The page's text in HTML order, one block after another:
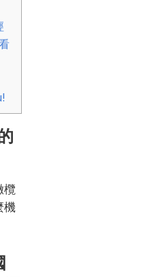
欖
機